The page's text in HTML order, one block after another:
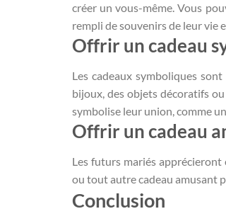
créer un vous-même. Vous
rempli de souvenirs de leur vie
Offrir un cadeau
Les cadeaux symboliques
bijoux, des objets décoratifs
symbolise leur union, comme
Offrir un cadeau
Les futurs mariés apprécieront
ou tout autre cadeau amusant
Conclusion